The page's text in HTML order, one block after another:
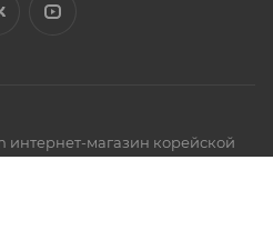
интернет-магазин корейской